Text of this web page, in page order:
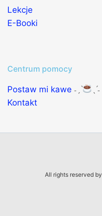
Lekcje
E-Booki
Centrum pomocy
Postaw mi kawe ˗ˏˋ
ˎˊ˗
Kontakt
All rights reserved by